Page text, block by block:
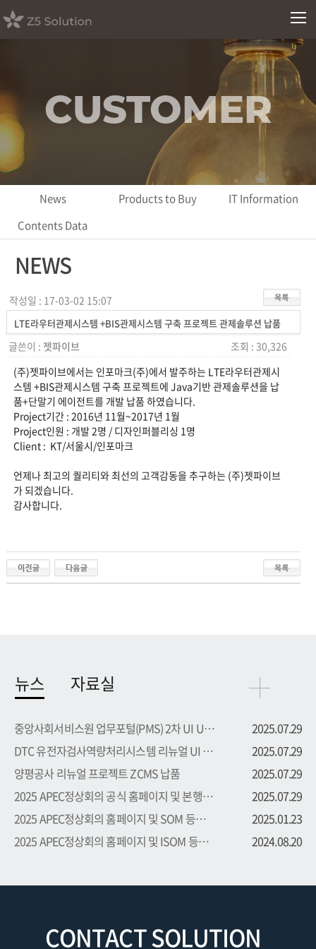
CUSTOMER
News Products to Buy
IT Information
Contents Data
NEWS
작성일 : 17-03-02 15:07
LTE라우터관제시스템 +BIS관제시스템 구축 프로젝트 관제솔루션 납품
글쓴이 : 젯파이브
조회 : 30,326
(주)젯파이브에서는 인포마크(주)에서 발주하는 LTE라우터관제시
스템 +BIS관제시스템 구축 프로젝트에 Java기반 관제솔루션을 납
품+단말기 에이전트를 개발 납품 하였습니다.
Project기간 : 2016년 11월~2017년 1월
Project인원 : 개발 2명 / 디자인퍼블리싱 1명
Client : KT/서울시/인포마크
언제나 최고의 퀄리티와 최선의 고객감동을 추구하는 (주)젯파이브
가 되겠습니다.
감사합니다.
뉴스
중앙사회서비스원 업무포털(PMS) 2차 UI UX 부문 용역 수주
2025.07.29
DTC 유전자검사역량처리시스템 리뉴얼 UI UX 부문 용역 수주
2025.07.29
양평공사 리뉴얼 프로젝트 ZCMS 납품
2025.07.29
2025 APEC정상회의 공식 홈페이지 및 본행사 등록시스템 프로...
2025.07.29
2025 APEC정상회의 홈페이지 및 SOM 등록시스템 프로젝트 수주
2025.01.23
2025 APEC정상회의 홈페이지 및 ISOM 등록시스템 프로젝트 수주
2024.08.20
자료실
CONTACT SOLUTION